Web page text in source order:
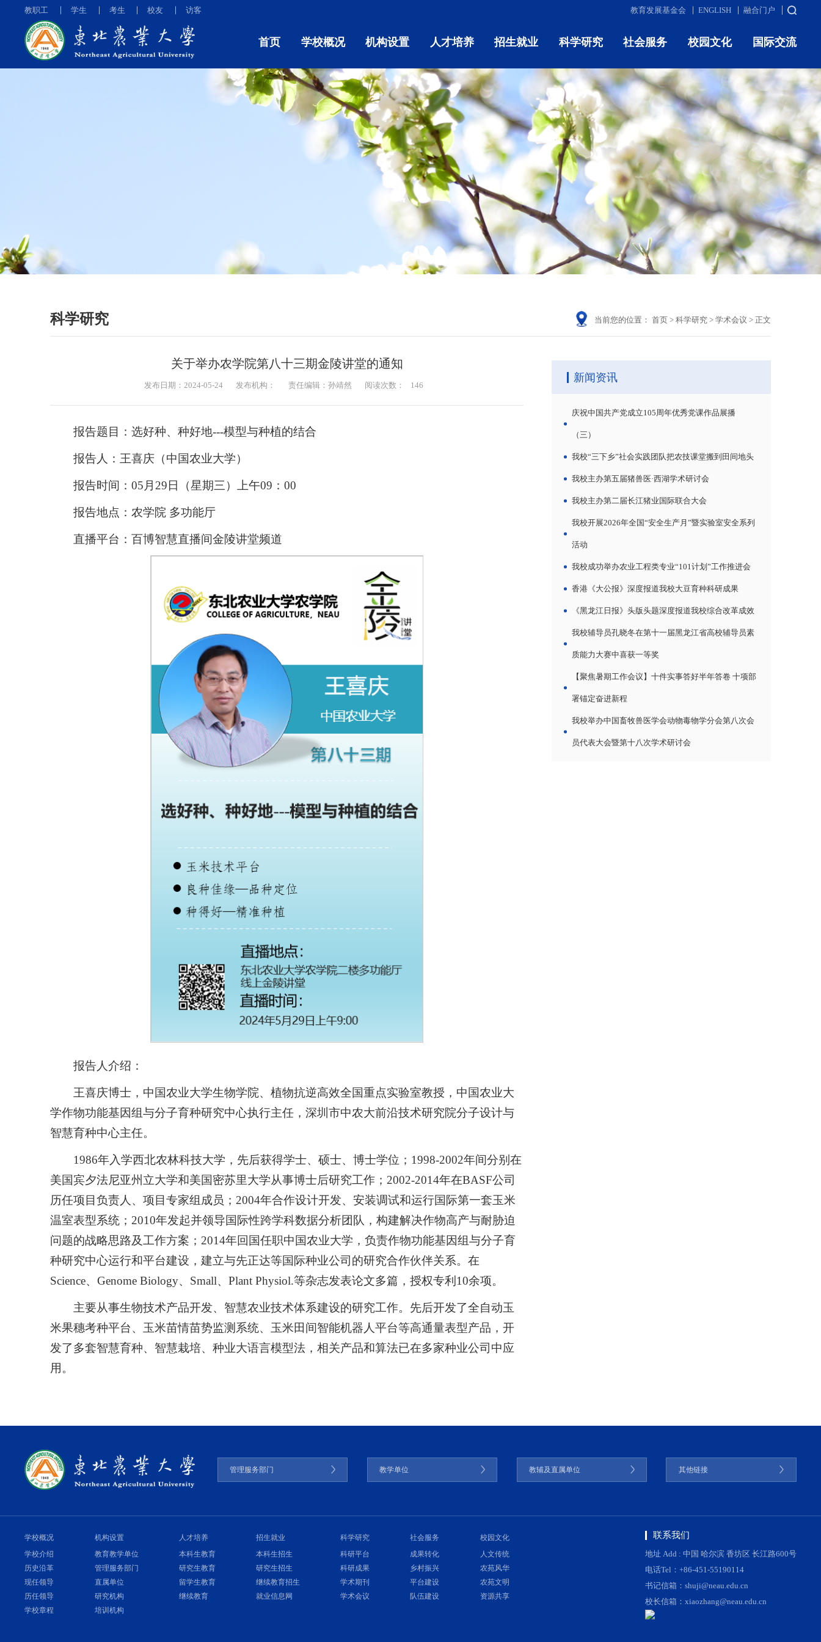
教职工 学生 考生 校友 访客 教育发展基金会 ENGLISH 融合门户
首页 学校概况 机构设置 人才培养 招生就业 科学研究 社会服务 校园文化 国际交流
科学研究 当前您的位置： 首页 > 科学研究 > 学术会议 > 正文
关于举办农学院第八十三期金陵讲堂的通知
发布日期：2024-05-24 发布机构： 责任编辑：孙靖然 阅读次数： 146
报告题目：选好种、种好地---模型与种植的结合
报告人：王喜庆（中国农业大学）
报告时间：05月29日（星期三）上午09：00
报告地点：农学院 多功能厅
直播平台：百博智慧直播间金陵讲堂频道
报告人介绍：
王喜庆博士，中国农业大学生物学院、植物抗逆高效全国重点实验室教授，中国农业大
学作物功能基因组与分子育种研究中心执行主任，深圳市中农大前沿技术研究院分子设计与
智慧育种中心主任。
1986年入学西北农林科技大学，先后获得学士、硕士、博士学位；1998-2002年间分别在
美国宾夕法尼亚州立大学和美国密苏里大学从事博士后研究工作；2002-2014年在BASF公司
历任项目负责人、项目专家组成员；2004年合作设计开发、安装调试和运行国际第一套玉米
温室表型系统；2010年发起并领导国际性跨学科数据分析团队，构建解决作物高产与耐胁迫
问题的战略思路及工作方案；2014年回国任职中国农业大学，负责作物功能基因组与分子育
种研究中心运行和平台建设，建立与先正达等国际种业公司的研究合作伙伴关系。在
Science、Genome Biology、Small、Plant Physiol.等杂志发表论文多篇，授权专利10余项。
主要从事生物技术产品开发、智慧农业技术体系建设的研究工作。先后开发了全自动玉
米果穗考种平台、玉米苗情苗势监测系统、玉米田间智能机器人平台等高通量表型产品，开
发了多套智慧育种、智慧栽培、种业大语言模型法，相关产品和算法已在多家种业公司中应
用。
新闻资讯
庆祝中国共产党成立105周年优秀党课作品展播
（三）
我校“三下乡”社会实践团队把农技课堂搬到田间地头
我校主办第五届猪兽医·西湖学术研讨会
我校主办第二届长江猪业国际联合大会
我校开展2026年全国“安全生产月”暨实验室安全系列
活动
我校成功举办农业工程类专业“101计划”工作推进会
香港《大公报》深度报道我校大豆育种科研成果
《黑龙江日报》头版头题深度报道我校综合改革成效
我校辅导员孔晓冬在第十一届黑龙江省高校辅导员素
质能力大赛中喜获一等奖
【聚焦暑期工作会议】十件实事答好半年答卷 十项部
署锚定奋进新程
我校举办中国畜牧兽医学会动物毒物学分会第八次会
员代表大会暨第十八次学术研讨会
管理服务部门 教学单位 教辅及直属单位 其他链接
学校概况
学校介绍
历史沿革
现任领导
历任领导
学校章程
机构设置
教育教学单位
管理服务部门
直属单位
研究机构
培训机构
人才培养
本科生教育
研究生教育
留学生教育
继续教育
招生就业
本科生招生
研究生招生
继续教育招生
就业信息网
科学研究
科研平台
科研成果
学术期刊
学术会议
社会服务
成果转化
乡村振兴
平台建设
队伍建设
校园文化
人文传统
农苑风华
农苑文明
资源共享
联系我们
地址 Add : 中国 哈尔滨 香坊区 长江路600号
电话Tel：+86-451-55190114
书记信箱：shuji@neau.edu.cn
校长信箱：xiaozhang@neau.edu.cn